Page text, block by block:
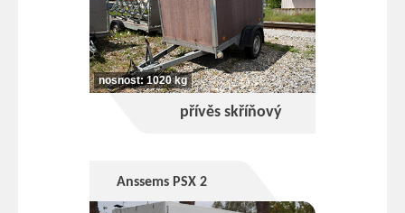
nosnost: 1020 kg
přívěs skříňový
Anssems PSX 2